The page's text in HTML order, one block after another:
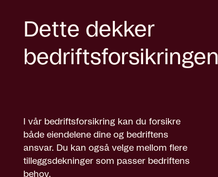
Dette dekker
I vår bedriftsforsikring kan du forsikre
både eiendelene dine og bedriftens
ansvar. Du kan også velge mellom flere
tilleggsdekninger som passer bedriftens
behov.